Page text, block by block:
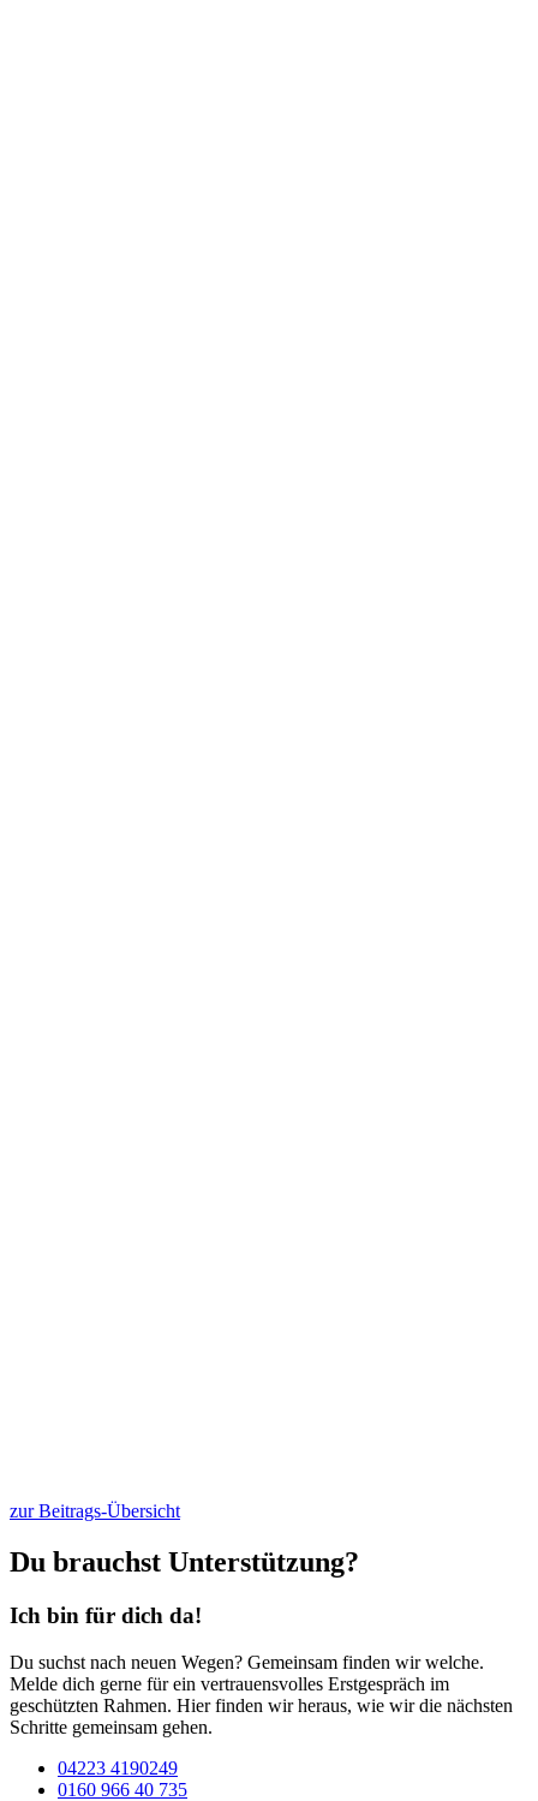
zur Beitrags-Übersicht
Du brauchst Unterstützung?
Ich bin für dich da!
Du suchst nach neuen Wegen? Gemeinsam finden wir welche.
Melde dich gerne für ein vertrauensvolles Erstgespräch im
geschützten Rahmen. Hier finden wir heraus, wie wir die nächsten
Schritte gemeinsam gehen.
04223 4190249
0160 966 40 735